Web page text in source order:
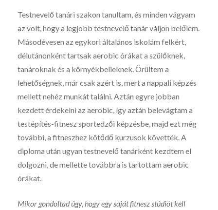
Testnevelő tanári szakon tanultam, és minden vágyam
az volt, hogy a legjobb testnevelő tanár váljon belőlem.
Másodévesen az egykori általános iskolám felkért,
délutánonként tartsak aerobic órákat a szülőknek,
tanároknak és a környékbelieknek. Örültem a
lehetőségnek, már csak azért is, mert a nappali képzés
mellett nehéz munkát találni. Aztán egyre jobban
kezdett érdekelni az aerobic, így aztán belevágtam a
testépítés-fitnesz sportedzői képzésbe, majd ezt még
további, a fitneszhez kötődő kurzusok követték. A
diploma után ugyan testnevelő tanárként kezdtem el
dolgozni, de mellette továbbra is tartottam aerobic
órákat.
Mikor gondoltad úgy, hogy egy saját fitnesz stúdiót kell